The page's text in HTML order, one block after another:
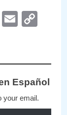
Email
Español
your email.